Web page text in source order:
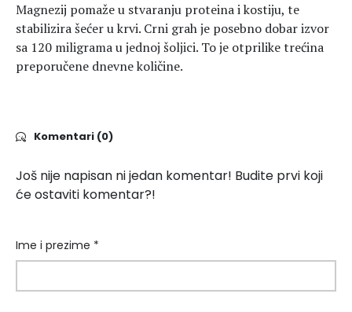
Magnezij pomaže u stvaranju proteina i kostiju, te
stabilizira šećer u krvi. Crni grah je posebno dobar izvor
sa 120 miligrama u jednoj šoljici. To je otprilike trećina
preporučene dnevne količine.
Komentari (0)
Još nije napisan ni jedan komentar! Budite prvi koji
će ostaviti komentar?!
Ime i prezime *